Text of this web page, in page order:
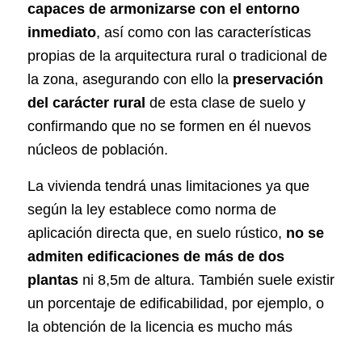
capaces de armonizarse con el entorno
inmediato, así como con las características
propias de la arquitectura rural o tradicional de
la zona, asegurando con ello la preservación
del carácter rural de esta clase de suelo y
confirmando que no se formen en él nuevos
núcleos de población.
La vivienda tendrá unas limitaciones ya que
según la ley establece como norma de
aplicación directaque, en suelo rústico, no se
admiten edificaciones de más de dos
plantasni 8,5m de altura. También suele existir
un porcentaje de edificabilidad, por ejemplo, o
la obtención de la licencia es mucho más